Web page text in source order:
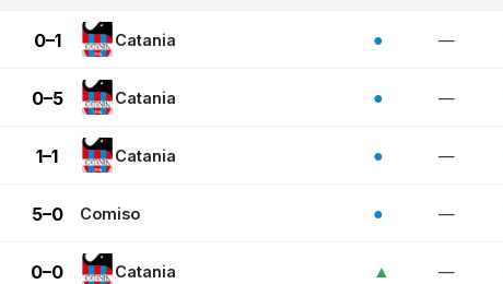
0–1 Catania ● —
0–5 Catania ● —
1–1 Catania ● —
5–0 Comiso ● —
0–0 Catania ▲ —